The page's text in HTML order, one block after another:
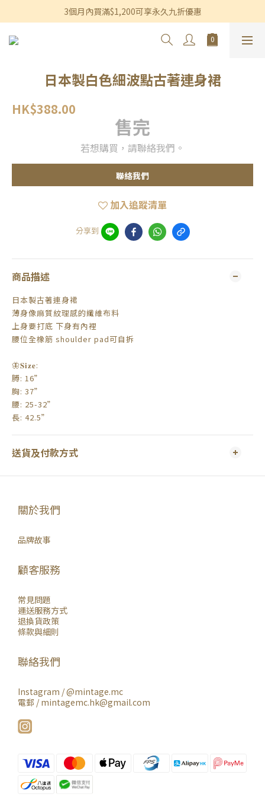
香港及澳門訂單滿$600即享免運費優惠
3個月內買滿$1,200可享永久九折優惠
香港及澳門訂單滿$600即享免運費優惠
日本製白色細波點古著連身裙
HK$388.00
售完
若想購買，請聯絡我們。
聯絡我們
加入追蹤清單
分享到
商品描述
日本製古著連身裙
薄身像麻質紋理感的纖維布料
上身要打底 下身有內裡
腰位全橡筋 shoulder pad可自拆
🦋𝐒𝐢𝐳𝐞:
膊: 16”
胸: 37”
腰: 25-32”
長: 42.5”
送貨及付款方式
關於我們
品牌故事
顧客服務
常見問題
運送服務方式
退換貨政策
條款與細則
聯絡我們
Instagram /@mintage.mc
電郵 / mintagemc.hk@gmail.com